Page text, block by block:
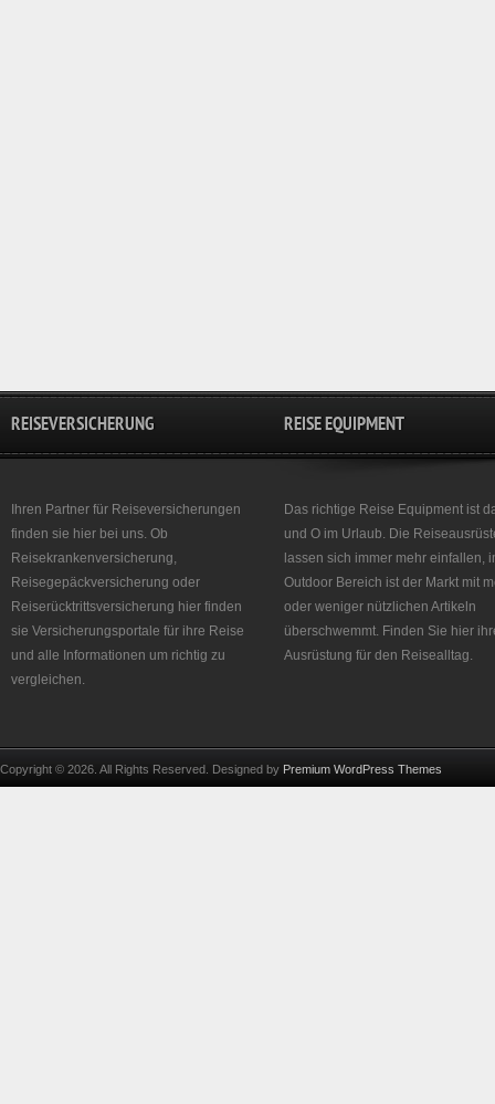
REISEVERSICHERUNG
Ihren Partner für Reiseversicherungen
finden sie hier bei uns. Ob
Reisekrankenversicherung,
Reisegepäckversicherung oder
Reiserücktrittsversicherung hier finden
sie Versicherungsportale für ihre Reise
und alle Informationen um richtig zu
vergleichen.
REISE EQUIPMENT
Das richtige Reise Equipment ist
und O im Urlaub. Die
lassen sich immer mehr einfallen,
Outdoor Bereich ist der Markt mit
oder weniger nützlichen Artikeln
überschwemmt. Finden Sie hier
Ausrüstung für den Reisealltag.
Copyright © 2026. All Rights Reserved. Designed by Premium WordPress Themes